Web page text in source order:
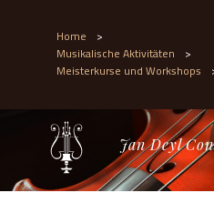
Home >
Musikalische Aktivitäten >
Meisterkurse und Workshops
Jan Deyl